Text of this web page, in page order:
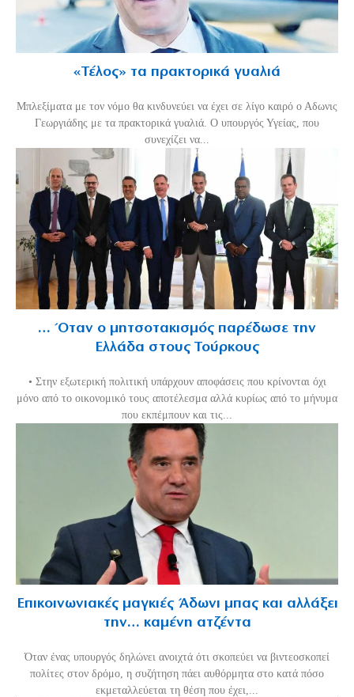
«Τέλος» τα πρακτορικά γυαλιά
Μπλεξίματα με τον νόμο θα κινδυνεύει να έχει σε λίγο καιρό ο Αδωνις
Γεωργιάδης με τα πρακτορικά γυαλιά. Ο υπουργός Υγείας, που
συνεχίζει να...
… Όταν ο μητσοτακισμός παρέδωσε την
Ελλάδα στους Τούρκους
• Στην εξωτερική πολιτική υπάρχουν αποφάσεις που κρίνονται όχι
μόνο από το οικονομικό τους αποτέλεσμα αλλά κυρίως από το μήνυμα
που εκπέμπουν και τις...
Επικοινωνιακές μαγκιές Άδωνι μπας και αλλάξει
την… καμένη ατζέντα
Όταν ένας υπουργός δηλώνει ανοιχτά ότι σκοπεύει να βιντεοσκοπεί
πολίτες στον δρόμο, η συζήτηση πάει αυθόρμητα στο κατά πόσο
εκμεταλλεύεται τη θέση που έχει,...